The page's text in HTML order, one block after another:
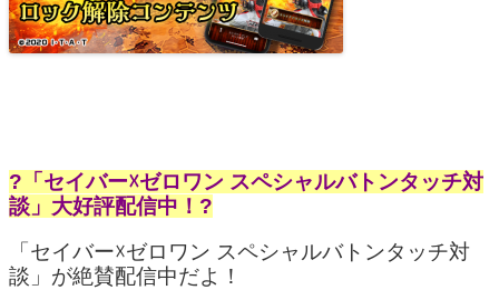
?「セイバー☓ゼロワン スペシャルバトンタッチ対
談」大好評配信中！?
「セイバー☓ゼロワン スペシャルバトンタッチ対
談」が絶賛配信中だよ！